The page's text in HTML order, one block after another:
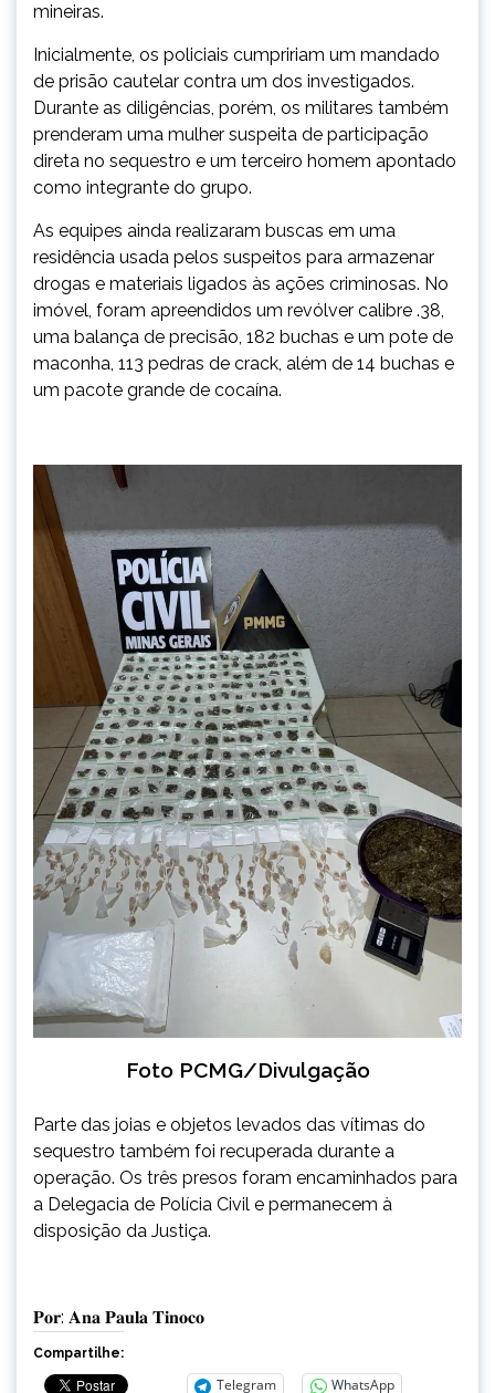
mineiras.
Inicialmente, os policiais cumpririam um mandado
de prisão cautelar contra um dos investigados.
Durante as diligências, porém, os militares também
prenderam uma mulher suspeita de participação
direta no sequestro e um terceiro homem apontado
como integrante do grupo.
As equipes ainda realizaram buscas em uma
residência usada pelos suspeitos para armazenar
drogas e materiais ligados às ações criminosas. No
imóvel, foram apreendidos um revólver calibre .38,
uma balança de precisão, 182 buchas e um pote de
maconha, 113 pedras de crack, além de 14 buchas e
um pacote grande de cocaína.
Foto PCMG/Divulgação
Parte das joias e objetos levados das vítimas do
sequestro também foi recuperada durante a
operação. Os três presos foram encaminhados para
a Delegacia de Polícia Civil e permanecem à
disposição da Justiça.
𝐏𝐨𝐫: 𝐀𝐧𝐚 𝐏𝐚𝐮𝐥𝐚 𝐓𝐢𝐧𝐨𝐜𝐨
Compartilhe:
Telegram WhatsApp